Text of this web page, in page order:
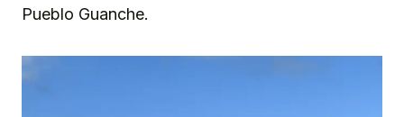
Pueblo Guanche.